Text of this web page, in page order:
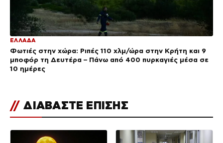
ΕΛΛΑΔΑ
Φωτιές στην χώρα: Ριπές 110 χλμ/ώρα στην Κρήτη και 9
μποφόρ τη Δευτέρα – Πάνω από 400 πυρκαγιές μέσα σε
10 ημέρες
// ΔΙΑΒΑΣΤΕ ΕΠΙΣΗΣ